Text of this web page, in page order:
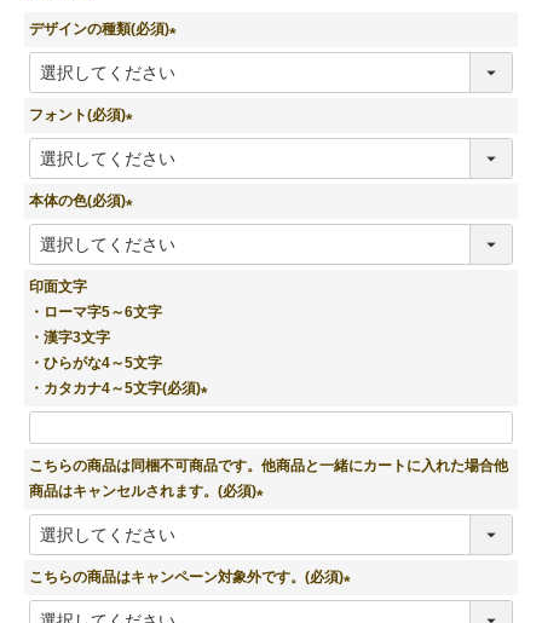
デザインの種類(必須)
)
フォント(必須)
(
須
)
本体の色(必須)
(
)
印面文字
・ローマ字5～6文字
・漢字3文字
・ひらがな4～5文字
・カタカナ4～5文字(必須)
必
須
)
こちらの商品は同梱不可商品です。他商品と一緒にカートに入れた場合他
商品はキャンセルされます。(必須)
須
)
こちらの商品はキャンペーン対象外です。(必須)